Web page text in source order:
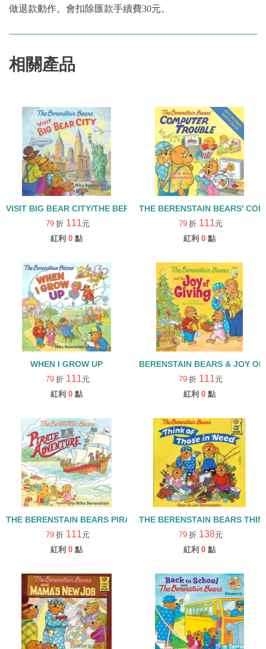
做退款動作。會扣除匯款手續費30元。
相關產品
VISIT BIG BEAR CITY/THE BERENSTAIN BEARS
79 折 111元
紅利 0 點
THE BERENSTAIN BEARS'
79 折 111元
紅利 0 點
WHEN I GROW UP
79 折 111元
紅利 0 點
BERENSTAIN BEARS & JOY
79 折 111元
紅利 0 點
THE BERENSTAIN BEARS PIRATE ADVENTURE
79 折 111元
紅利 0 點
THE BERENSTAIN BEARS
79 折 138元
紅利 0 點